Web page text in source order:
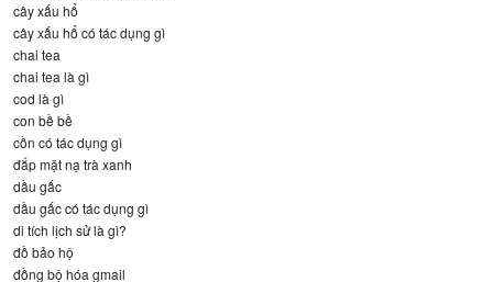
cây xấu hổ
cây xấu hổ có tác dụng gì
chai tea
chai tea là gì
cod là gì
con bề bề
cồn có tác dụng gì
đắp mặt nạ trà xanh
dầu gấc
dầu gấc có tác dụng gì
di tích lịch sử là gì?
đồ bảo hộ
đồng bộ hóa gmail